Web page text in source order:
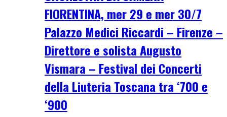
FIORENTINA, mer 29 e mer 30/7
Palazzo Medici Riccardi – Firenze –
Direttore e solista Augusto
Vismara – Festival dei Concerti
della Liuteria Toscana tra ‘700 e
‘900